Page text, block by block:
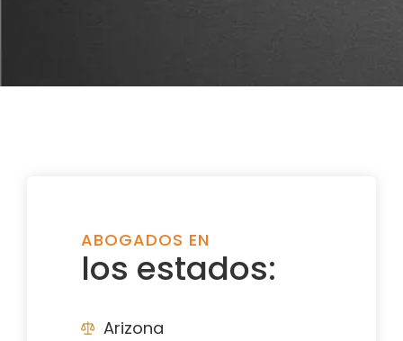
ABOGADOS EN
los estados:
Arizona